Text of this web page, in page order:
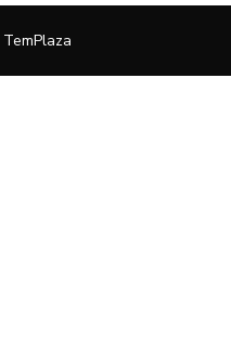
TemPlaza